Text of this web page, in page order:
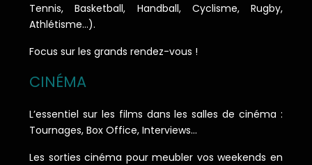
Tennis, Basketball, Handball, Cyclisme, Rugby,
Athlétisme…).
Focus sur les grands rendez-vous !
CINÉMA
L’essentiel sur les films dans les salles de cinéma :
Tournages, Box Office, Interviews…
Les sorties cinéma pour meubler vos weekends en